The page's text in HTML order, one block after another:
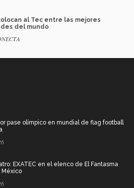
al Tec entre las mejores
del mundo
pase olímpico en mundial de flag football
EXATEC en el elenco de El Fantasma
México